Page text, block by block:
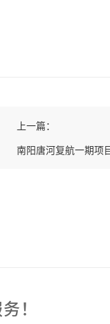
上一篇：
南阳唐河复航一期项
！